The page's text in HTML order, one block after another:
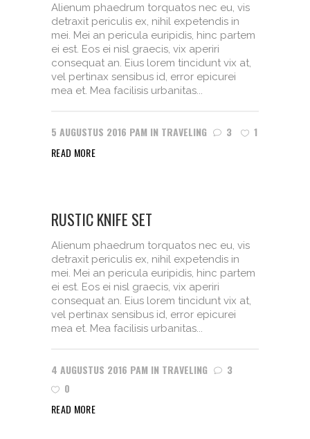
Alienum phaedrum torquatos nec eu, vis
detraxit periculis ex, nihil expetendis in
mei. Mei an pericula euripidis, hinc partem
ei est. Eos ei nisl graecis, vix aperiri
consequat an. Eius lorem tincidunt vix at,
vel pertinax sensibus id, error epicurei
mea et. Mea facilisis urbanitas...
5 AUGUSTUS 2016 PAM IN TRAVELING 3
1
READ MORE
RUSTIC KNIFE SET
Alienum phaedrum torquatos nec eu, vis
detraxit periculis ex, nihil expetendis in
mei. Mei an pericula euripidis, hinc partem
ei est. Eos ei nisl graecis, vix aperiri
consequat an. Eius lorem tincidunt vix at,
vel pertinax sensibus id, error epicurei
mea et. Mea facilisis urbanitas...
4 AUGUSTUS 2016 PAM IN TRAVELING
3
0
READ MORE